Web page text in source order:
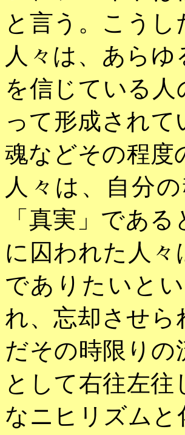
と言う。こう
人々は、あら
を信じている
って形成され
魂などその程度
人々は、自分
「真実」であ
に囚われた人
でありたいと
れ、忘却させら
だその時限り
として右往左
なニヒリズム